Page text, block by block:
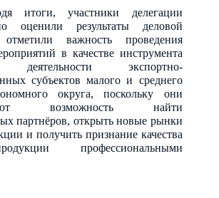
итоги, участники делегации
оценили результаты деловой
важность проведения
в качестве инструмента
деятельности экспортно-
субъектов малого и среднего
округа, поскольку они
возможность найти
партнёров, открыть новые рынки
и получить признание качества
профессиональными